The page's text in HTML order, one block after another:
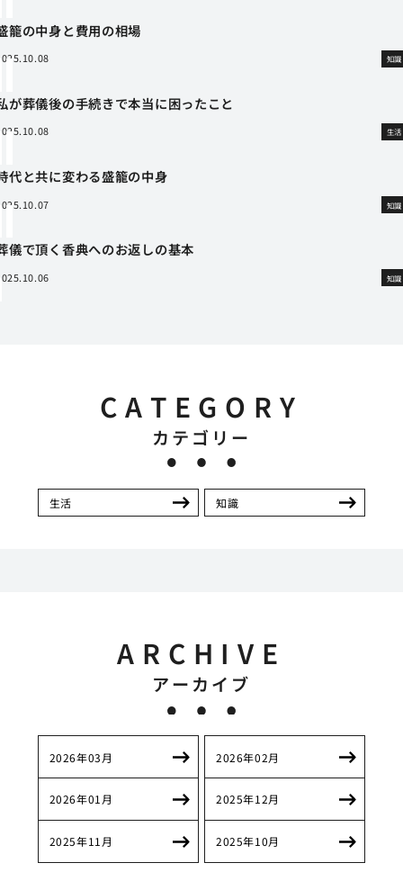
籠の中身と費用の相場
知識
が葬儀後の手続きで本当に困ったこと
生活
代と共に変わる盛籠の中身
知識
儀で頂く香典へのお返しの基本
知識
CATEGORY
カテゴリー
生活 知識
ARCHIVE
アーカイブ
2026年03月 2026年02月
2026年01月 2025年12月
2025年11月 2025年10月